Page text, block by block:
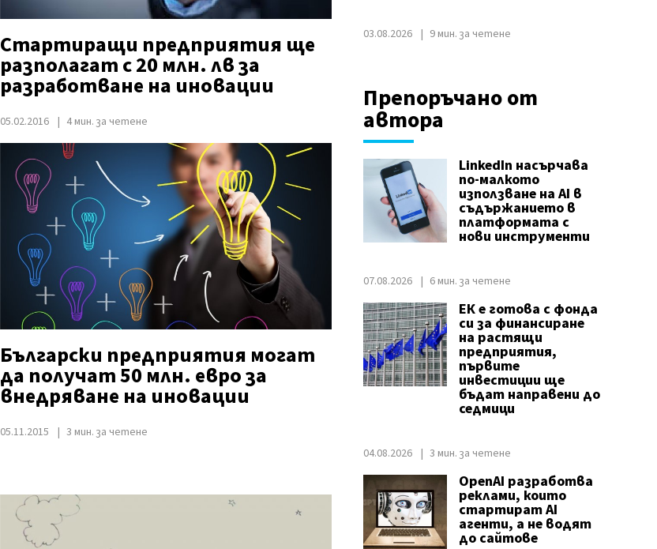
Стартиращи предприятия ще
разполагат с 20 млн. лв за
разработване на иновации
05.02.2016 4 мин. за четене
Български предприятия могат
да получат 50 млн. евро за
внедряване на иновации
05.11.2015 3 мин. за четене
03.08.2026 9 мин. за четене
Препоръчано от
автора
LinkedIn насърчава
по-малкото
използване на AI в
съдържанието в
платформата с
нови инструменти
07.08.2026 6 мин. за четене
ЕК е готова с фонда
си за финансиране
на растящи
предприятия,
първите
инвестиции ще
бъдат направени до
седмици
04.08.2026 3 мин. за четене
OpenAI разработва
реклами, които
стартират AI
агенти, а не водят
до сайтове